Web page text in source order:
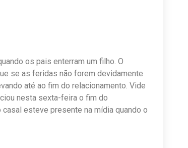
os pais enterram um filho. O
se as feridas não forem devidamente
até ao fim do relacionamento. Vide
nesta sexta-feira o fim do
esteve presente na mídia quando o